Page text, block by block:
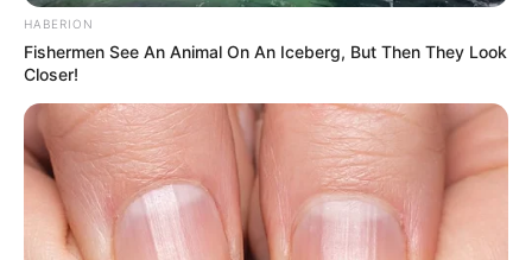
HABERION
Fishermen See An Animal On An Iceberg, But Then They Look
Closer!